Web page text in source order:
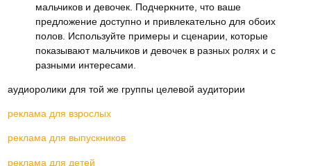
мальчиков и девочек. Подчеркните, что ваше
предложение доступно и привлекательно для обоих
полов. Используйте примеры и сценарии, которые
показывают мальчиков и девочек в разных ролях и с
разными интересами.
аудиоролики для той же группы целевой аудитории
реклама для взрослых
реклама для выпускников
реклама для детей